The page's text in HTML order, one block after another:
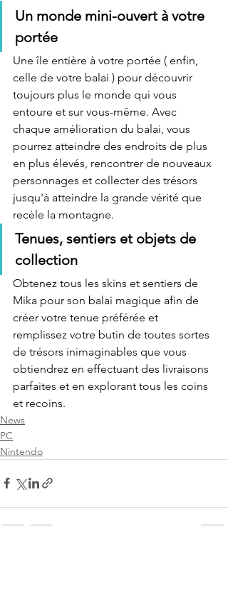
Un monde mini-ouvert à votre
portée
Une île entière à votre portée ( enfin,
celle de votre balai ) pour découvrir
toujours plus le monde qui vous
entoure et sur vous-même. Avec
chaque amélioration du balai, vous
pourrez atteindre des endroits de plus
en plus élevés, rencontrer de nouveaux
personnages et collecter des trésors
jusqu'à atteindre la grande vérité que
recèle la montagne.
Tenues, sentiers et objets de
collection
Obtenez tous les skins et sentiers de
Mika pour son balai magique afin de
créer votre tenue préférée et
remplissez votre butin de toutes sortes
de trésors inimaginables que vous
obtiendrez en effectuant des livraisons
parfaites et en explorant tous les coins
et recoins.
News
PC
Nintendo